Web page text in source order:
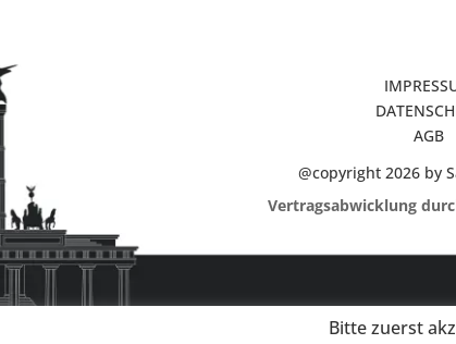
AGB
@copyright 2026 by
Vertragsabwicklung
Bitte zuerst